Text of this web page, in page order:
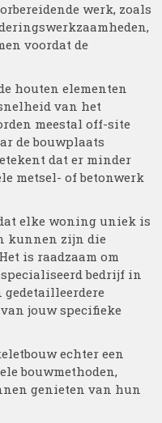
werk, zoals
voordat de
houten elementen
van het
meestal off-site
de bouwplaats
dat er minder
metsel- of betonwerk
elke woning uniek is
kunnen zijn die
is raadzaam om
bedrijf in
gedetailleerdere
jouw specifieke
echter een
bouwmethoden,
genieten van hun